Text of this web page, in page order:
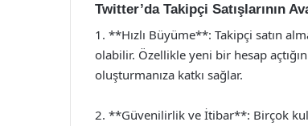
Twitter’da Takipçi Satışlarının
1. **Hızlı Büyüme**: Takipçi satın
olabilir. Özellikle yeni bir hesap
oluşturmanıza katkı sağlar.
2. **Güvenilirlik ve İtibar**: Birçok